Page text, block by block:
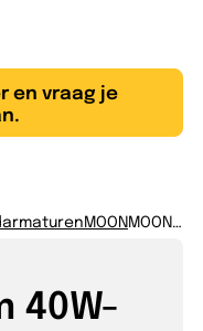
en vraag je
MOONMOON Ø400mm 40W-830/840 DALI zwart
40W-